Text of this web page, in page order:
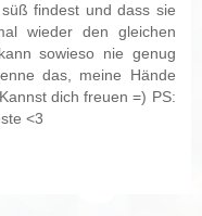
findest und dass sie
wieder den gleichen
sowieso nie genug
das, meine Hände
dich freuen =) PS:
<3